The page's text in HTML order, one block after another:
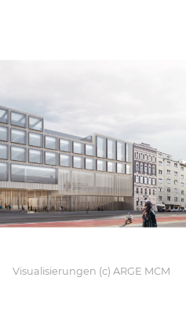
Visualisierungen (c) ARGE MCM